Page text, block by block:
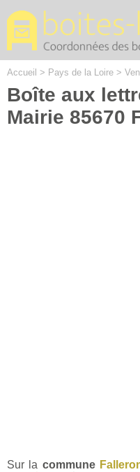
Accueil > Pays de la Loire >
Boîte aux
Mairie 85670
Sur la commune